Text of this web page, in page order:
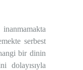
serbest
bir dinin
dolayısıyla